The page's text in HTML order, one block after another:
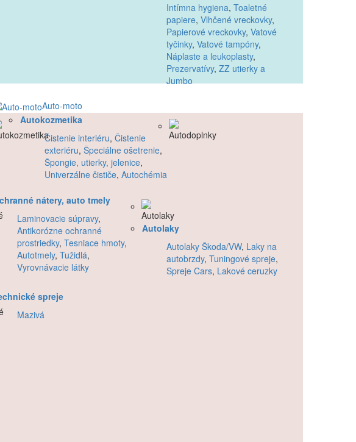
Intímna hygiena, Toaletné
papiere, Vlhčené vreckovky,
Papierové vreckovky, Vatové
tyčinky, Vatové tampóny,
Náplaste a leukoplasty,
Prezervatívy, ZZ utierky a
Jumbo
Auto-moto
Autokozmetika
Čistenie interiéru, Čistenie
exteriéru, Špeciálne ošetrenie,
Špongie, utierky, jelenice,
Univerzálne čističe, Autochémia
nátery, auto tmely
Laminovacie súpravy,
Antikorózne ochranné
prostriedky, Tesniace hmoty,
Autotmely, Tužidlá,
Vyrovnávacie látky
Autolaky
Autolaky Škoda/VW, Laky na
autobrzdy, Tuningové spreje,
Spreje Cars, Lakové ceruzky
spreje
Mazivá